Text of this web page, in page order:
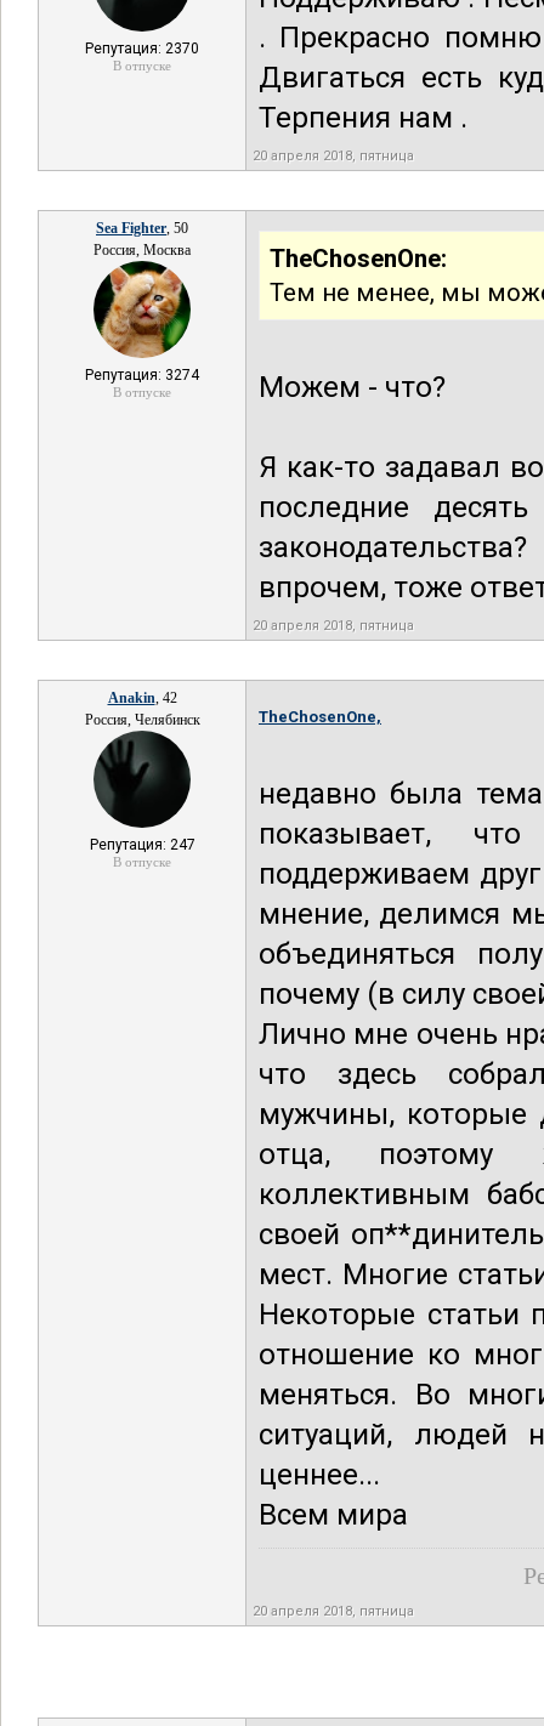
Репутация: 2370
В отпуске
. Прекрасно
Двигаться есть
Терпения нам .
20 апреля 2018, пятница
Sea Fighter, 50
Россия, Москва
Репутация: 3274
В отпуске
TheChosenOne:
Тем не менее, мы
Можем - что?
Я как-то задавал
последние
впрочем, тоже
20 апреля 2018, пятница
Anakin, 42
Россия, Челябинск
Репутация: 247
В отпуске
TheChosenOne,
недавно была
показывает,
поддерживаем
мнение, делимся
объединяться
почему (в силу
Лично мне очень
что здесь
мужчины, которые
отца, поэтому
коллективным
своей
мест. Многие
Некоторые статьи
отношение ко
меняться. Во
ситуаций, людей
ценнее...
Всем мира
20 апреля 2018, пятница